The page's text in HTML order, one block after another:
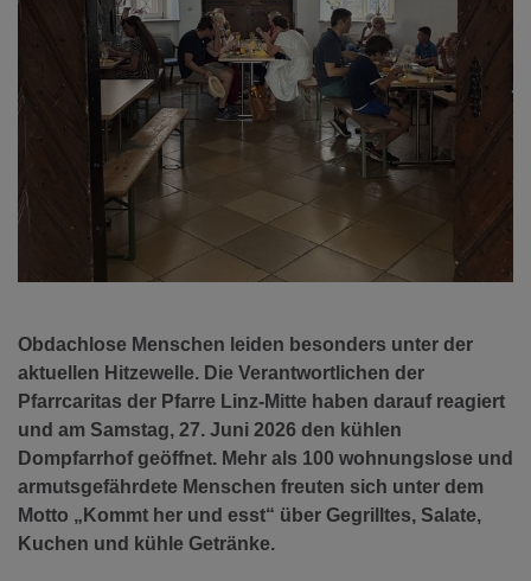
Obdachlose Menschen leiden besonders unter der
aktuellen Hitzewelle. Die Verantwortlichen der
Pfarrcaritas der Pfarre Linz-Mitte haben darauf reagiert
und am Samstag, 27. Juni 2026 den kühlen
Dompfarrhof geöffnet. Mehr als 100 wohnungslose und
armutsgefährdete Menschen freuten sich unter dem
Motto „Kommt her und esst“ über Gegrilltes, Salate,
Kuchen und kühle Getränke.